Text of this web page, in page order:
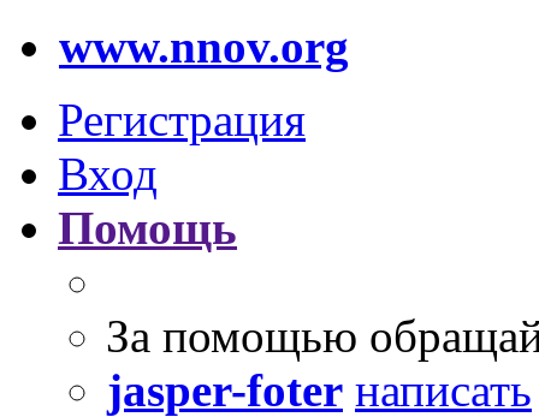
www.nnov.org
Регистрация
Вход
Помощь
За помощью
jasper-foter написать